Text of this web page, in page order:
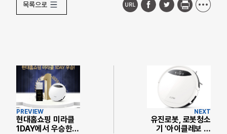
목록으로
현대홈쇼핑 미라클
1DAY에서 우승한
PREVIEW
유진로봇, 로봇청소
기 '아이클레보 지
NEXT